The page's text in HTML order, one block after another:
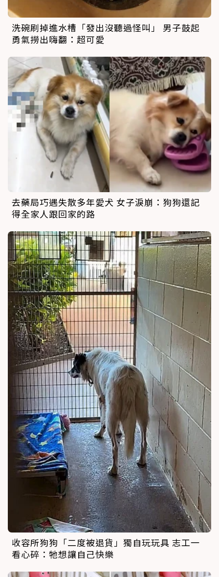
洗碗刷掉進水槽「發出沒聽過怪叫」 男子鼓起
勇氣撈出嗨翻：超可愛
去藥局巧遇失散多年愛犬 女子淚崩：狗狗還記
得全家人跟回家的路
收容所狗狗「二度被退貨」獨自玩玩具 志工一
看心碎：牠想讓自己快樂